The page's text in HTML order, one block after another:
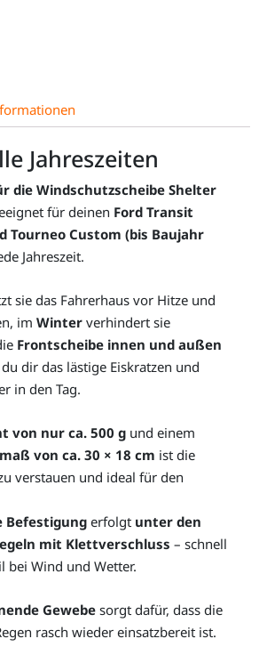
Jahreszeiten
die Windschutzscheibe Shelter
für deinen Ford Transit
Tourneo Custom (bis Baujahr
Jahreszeit.
sie das Fahrerhaus vor Hitze und
im Winter verhindert sie
Frontscheibe innen und außen
dir das lästige Eiskratzen und
in den Tag.
von nur ca. 500 g und einem
von ca. 30 × 18 cm ist die
verstauen und ideal für den
Befestigungerfolgt unter den
mit Klettverschluss – schnell
bei Wind und Wetter.
Gewebe sorgt dafür, dass die
rasch wieder einsatzbereit ist.